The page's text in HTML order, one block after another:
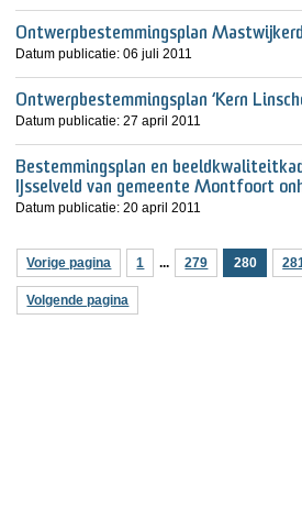
Ontwerpbestemmingsplan
Datum publicatie:06 juli 2011
Ontwerpbestemmingsplan ‘Kern
Datum publicatie:27 april 2011
Bestemmingsplan en
IJsselveld van gemeente Montfoort
Datum publicatie:20 april 2011
Vorige pagina 1 ... 279 280
Volgende pagina